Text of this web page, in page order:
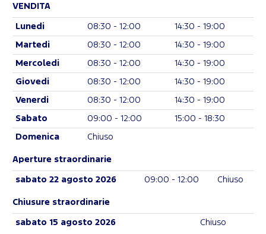
VENDITA
Lunedi 08:30 - 12:00 14:30 - 19:00
Martedi 08:30 - 12:00 14:30 - 19:00
Mercoledi 08:30 - 12:00 14:30 - 19:00
Giovedi 08:30 - 12:00 14:30 - 19:00
Venerdi 08:30 - 12:00 14:30 - 19:00
Sabato 09:00 - 12:00 15:00 - 18:30
Domenica Chiuso
Aperture straordinarie
sabato 22 agosto 2026 09:00 - 12:00 Chiuso
Chiusure straordinarie
sabato 15 agosto 2026 Chiuso